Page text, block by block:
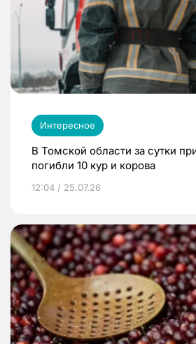
Интересное
В Томской области за сутки
погибли 10 кур и корова
12:04 / 25.07.26